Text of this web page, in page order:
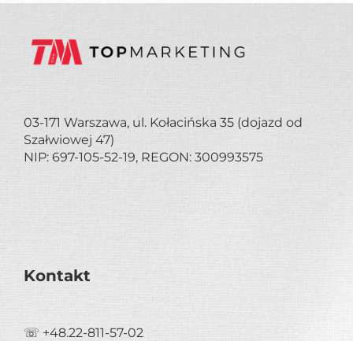
03-171 Warszawa, ul. Kołacińska 35 (dojazd od
Szałwiowej 47)
NIP: 697-105-52-19, REGON: 300993575
Kontakt
☏ +48.22-811-57-02